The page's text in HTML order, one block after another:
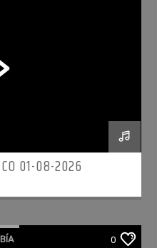
01-08-2026
0